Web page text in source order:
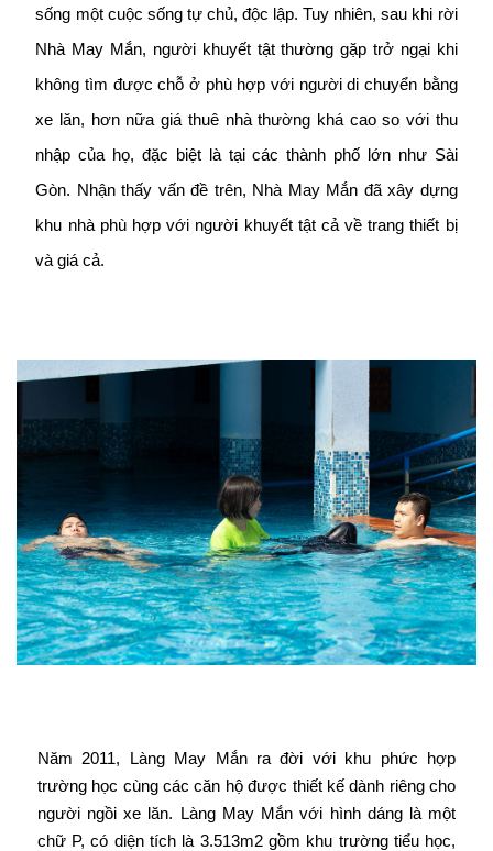
sống một cuộc sống tự chủ, độc lập. Tuy nhiên, sau khi rời
Nhà May Mắn, người khuyết tật thường gặp trở ngại khi
không tìm được chỗ ở phù hợp với người di chuyển bằng
xe lăn, hơn nữa giá thuê nhà thường khá cao so với thu
nhập của họ, đặc biệt là tại các thành phố lớn như Sài
Gòn. Nhận thấy vấn đề trên, Nhà May Mắn đã xây dựng
khu nhà phù hợp với người khuyết tật cả về trang thiết bị
và giá cả.
Năm 2011, Làng May Mắn ra đời với khu phức hợp
trường học cùng các căn hộ được thiết kế dành riêng cho
người ngồi xe lăn. Làng May Mắn với hình dáng là một
chữ P, có diện tích là 3.513m2 gồm khu trường tiểu học,